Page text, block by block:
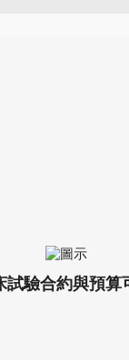
試驗合約與預算